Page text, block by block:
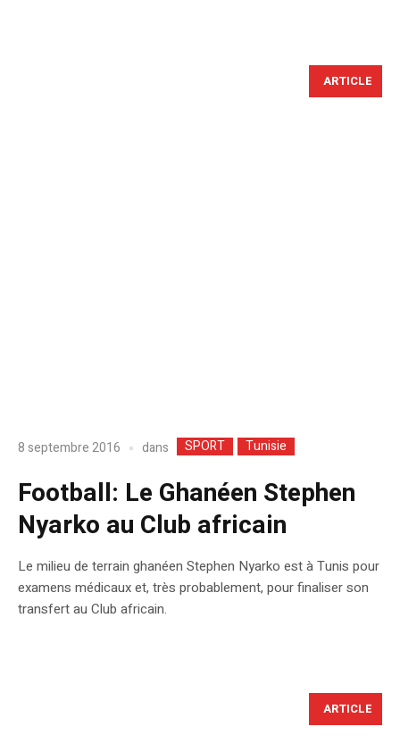
ARTICLE
8 septembre 2016 dans SPORT Tunisie
Football: Le Ghanéen Stephen
Nyarko au Club africain
Le milieu de terrain ghanéen Stephen Nyarko est à Tunis pour
examens médicaux et, très probablement, pour finaliser son
transfert au Club africain.
ARTICLE